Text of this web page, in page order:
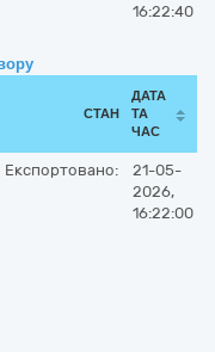
16:22:40
СТАН
ДАТА
ТА
ЧАС
Експортовано:
21-05-
2026,
16:22:00